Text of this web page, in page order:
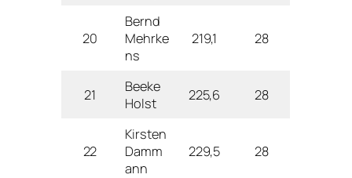
20
Bernd
Mehrke
ns
219,1 28
21
Beeke
Holst
225,6 28
22
Kirsten
Damm
ann
229,5 28